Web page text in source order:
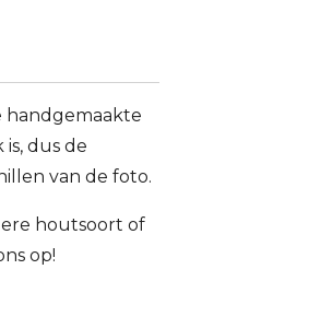
handgemaakte
dus de
van de foto.
houtsoort of
op!